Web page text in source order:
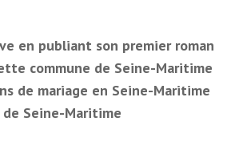
en publiant son premier roman
commune de Seine-Maritime
de mariage en Seine-Maritime
de Seine-Maritime